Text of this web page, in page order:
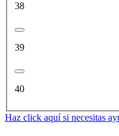
38
39
40
Haz click aquí si necesitas